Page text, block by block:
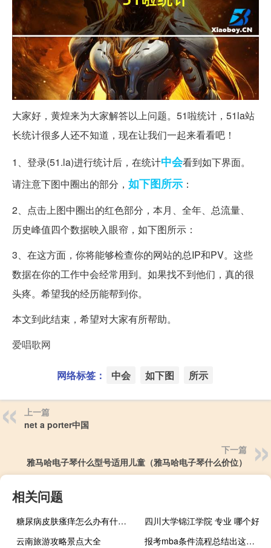
大家好，黄煌来为大家解答以上问题。51啦统计，51la站
长统计很多人还不知道，现在让我们一起来看看吧！
1、登录(51.la)进行统计后，在统计中会看到如下界面。
请注意下图中圈出的部分， 如下图所示 ：
2、点击上图中圈出的红色部分，本月、全年、总流量、
历史峰值四个数据映入眼帘，如下图所示：
3、在这方面，你将能够检查你的网站的总IP和PV。这些
数据在你的工作中会经常用到。如果找不到他们，真的很
头疼。希望我的经历能帮到你。
本文到此结束，希望对大家有所帮助。
爱唱歌网
网络标签： 中会 如下图 所示
上一篇
net a porter中国
下一篇
雅马哈电子琴什么型号适用儿童（雅马哈电子琴什么价位）
相关问题
糖尿病皮肤瘙痒怎么办有什么方法（糖尿病皮肤瘙痒怎么办）
四川大学锦江学院 专业 哪个好
云南旅游攻略景点大全
报考mba条件流程总结出这些内容让你明明白白